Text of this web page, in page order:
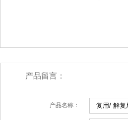
产品留言：
产品名称：